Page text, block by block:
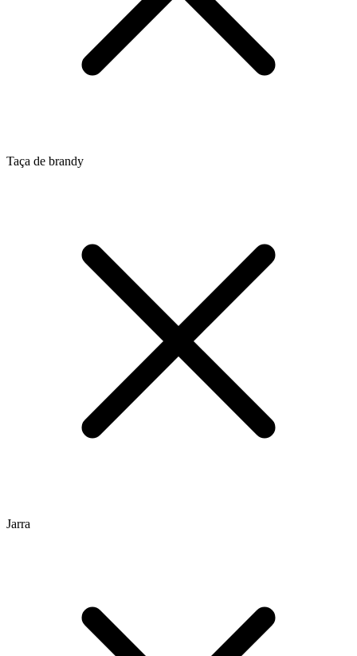
Taça de brandy
Jarra